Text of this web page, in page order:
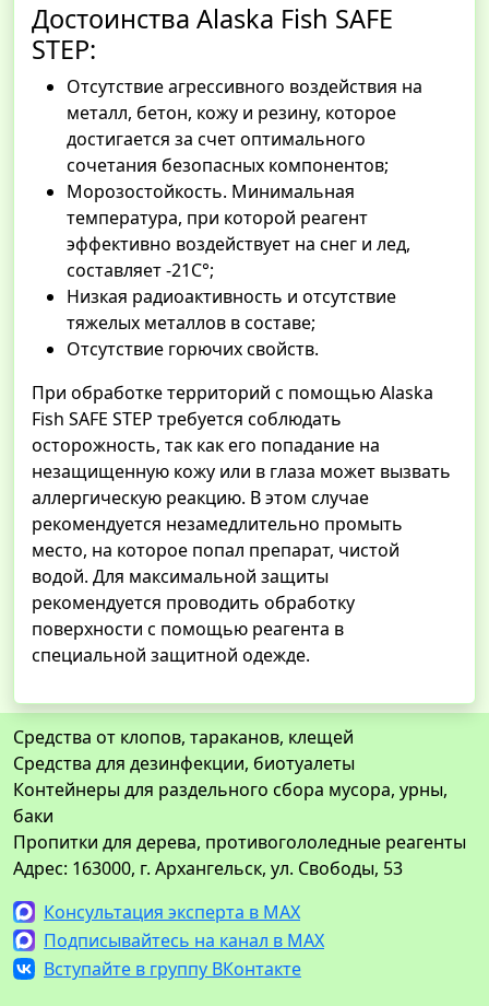
Достоинства Alaska Fish SAFE
STEP:
Отсутствие агрессивного воздействия на
металл, бетон, кожу и резину, которое
достигается за счет оптимального
сочетания безопасных компонентов;
Морозостойкость. Минимальная
температура, при которой реагент
эффективно воздействует на снег и лед,
составляет -21С°;
Низкая радиоактивность и отсутствие
тяжелых металлов в составе;
Отсутствие горючих свойств.
При обработке территорий с помощью Alaska
Fish SAFE STEP требуется соблюдать
осторожность, так как его попадание на
незащищенную кожу или в глаза может вызвать
аллергическую реакцию. В этом случае
рекомендуется незамедлительно промыть
место, на которое попал препарат, чистой
водой. Для максимальной защиты
рекомендуется проводить обработку
поверхности с помощью реагента в
специальной защитной одежде.
Средства от клопов, тараканов, клещей
Средства для дезинфекции, биотуалеты
Контейнеры для раздельного сбора мусора, урны,
баки
Пропитки для дерева, противогололедные реагенты
Адрес: 163000, г. Архангельск, ул. Свободы, 53
Консультация эксперта в MAX
Подписывайтесь на канал в MAX
Вступайте в группу ВКонтакте